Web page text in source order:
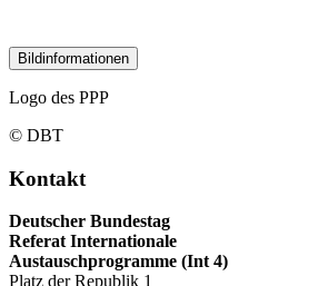
Bildinformationen
Logo des PPP
© DBT
Kontakt
Deutscher Bundestag
Referat Internationale
Austauschprogramme (Int 4)
Platz der Republik 1